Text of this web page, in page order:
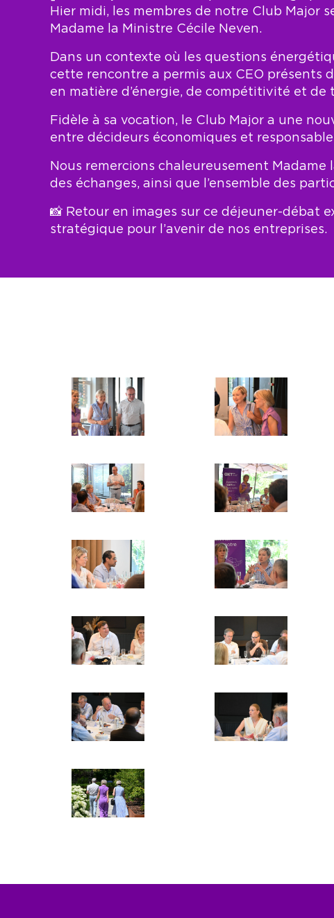
Hier midi, les membres de notre Club Major
Madame la Ministre Cécile Neven.
Dans un contexte où les questions
cette rencontre a permis aux CEO présents
en matière d’énergie, de compétitivité et de
Fidèle à sa vocation, le Club Major a une
entre décideurs économiques et
Nous remercions chaleureusement
des échanges, ainsi que l’ensemble des
📸 Retour en images sur ce déjeuner-débat
stratégique pour l’avenir de nos entreprises.